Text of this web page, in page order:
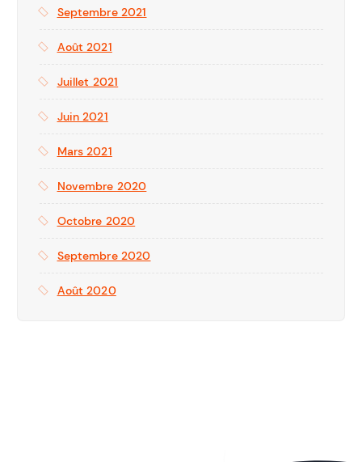
Septembre 2021
Août 2021
Juillet 2021
Juin 2021
Mars 2021
Novembre 2020
Octobre 2020
Septembre 2020
Août 2020